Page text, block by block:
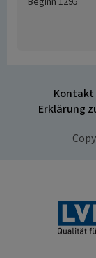
Kontakt
Erklärung